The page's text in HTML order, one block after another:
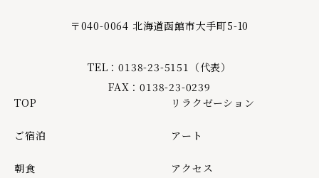
〒040-0064 北海道函館市大手町5-10
TEL：0138-23-5151（代表）
FAX：0138-23-0239
TOP
ご宿泊
朝食
リラクゼーション
アート
アクセス